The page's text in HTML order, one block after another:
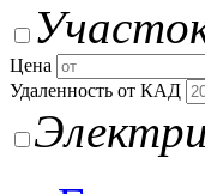
Цена
Удаленность от КАД